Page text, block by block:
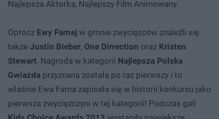
Najlepsza Aktorka, Najlepszy Film Animowany.
Oprócz Ewy Farnej w gronie zwycięzców znaleźli się
także Justin Bieber, One Dirrection oraz Kristen
Stewart. Nagroda w kategorii Najlepsza Polska
Gwiazda przyznana została po raz pierwszy i to
właśnie Ewa Farna zapisała się w historii konkursu jako
pierwsza zwyciężczyni w tej kategorii! Podczas gali